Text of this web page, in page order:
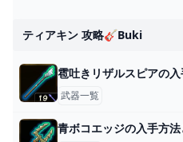
ティアキン 攻略🎸buki
雹吐きリザルスピアの
武器一覧
青ボコエッジの入手方